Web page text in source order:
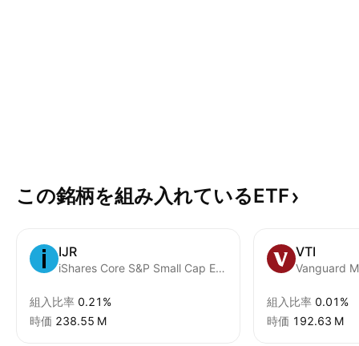
この銘柄を組み入れているETF
IJR
iShares Core S&P Small Cap ETF
組入比率 0.21%
時価 ‪238.55 M‬
VTI
組入比率 0.01%
時価 ‪192.63 M‬